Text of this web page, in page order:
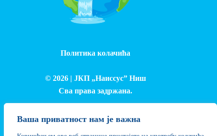
Ваша приватност нам је важна
Политика колачића
© 2026 | ЈКП „Наиссус” Ниш
Сва права задржана.
Израда и одржавање сајта - Лука Петровић